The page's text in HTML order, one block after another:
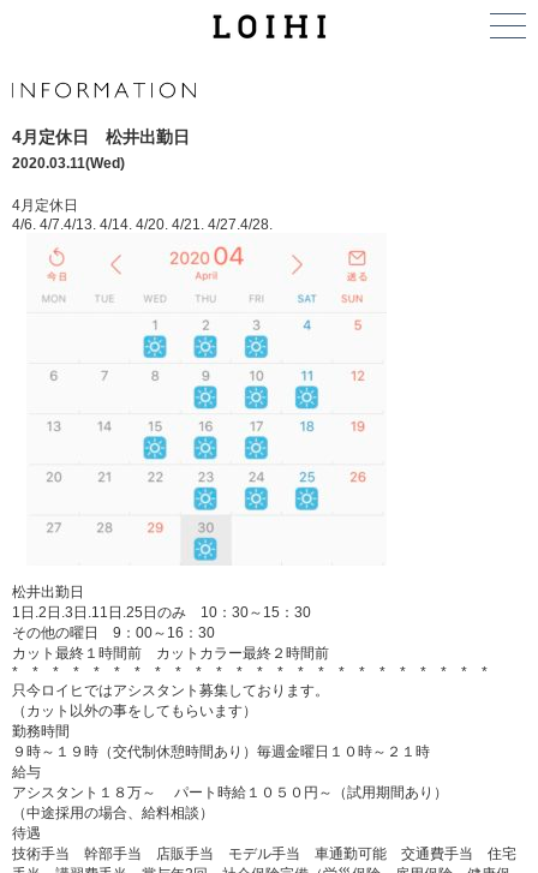
4月定休日 松井出勤日
2020.03.11(Wed)
4月定休日
4/6. 4/7.4/13. 4/14. 4/20. 4/21. 4/27.4/28.
松井出勤日
1日.2日.3日.11日.25日のみ 10：30～15：30
その他の曜日 9：00～16：30
カット最終１時間前 カットカラー最終２時間前
* * * * * * * * * * * * * * * * * * * * * * * *
只今ロイヒではアシスタント募集しております。
（カット以外の事をしてもらいます）
勤務時間
９時～１９時（交代制休憩時間あり）毎週金曜日１０時～２１時
給与
アシスタント１８万～ パート時給１０５０円～（試用期間あり）
（中途採用の場合、給料相談）
待遇
技術手当 幹部手当 店販手当 モデル手当 車通勤可能 交通費手当 住宅